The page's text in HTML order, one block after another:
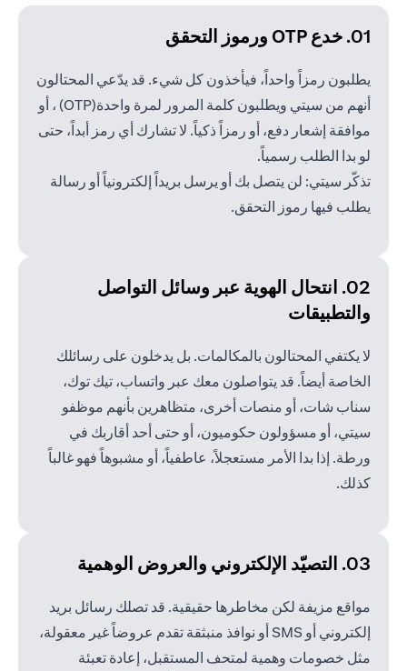
01. خدع OTP ورموز التحقق
يطلبون رمزاً واحداً، فيأخذون كل شيء. قد يدّعي المحتالون
أنهم من سيتي ويطلبون كلمة المرور لمرة واحدة(OTP) ، أو
موافقة إشعار دفع، أو رمزاً ذكياً. لا تشارك أي رمز أبداً، حتى
لو بدا الطلب رسمياً.
تذكّر سيتي: لن يتصل بك أو يرسل بريداً إلكترونياً أو رسالة
يطلب فيها رموز التحقق.
02. انتحال الهوية عبر وسائل
التواصل
والتطبيقات
لا يكتفي المحتالون بالمكالمات. بل يدخلون على رسائلك
الخاصة أيضاً. قد يتواصلون معك عبر واتساب، تيك توك،
سناب شات، أو منصات أخرى، متظاهرين بأنهم موظفو
سيتي، أو مسؤولون حكوميون، أو حتى أحد أقاربك في
ورطة. إذا بدا الأمر مستعجلاً، عاطفياً، أو مشبوهاً فهو غالباً
كذلك.
03. التصيّد الإلكتروني والعروض الوهمية
مواقع مزيفة لكن مخاطرها حقيقية. قد تصلك رسائل بريد
إلكتروني أو SMS أو نوافذ منبثقة تقدم عروضاً غير معقولة،
مثل خصومات وهمية لمتحف المستقبل، إعادة تعبئة